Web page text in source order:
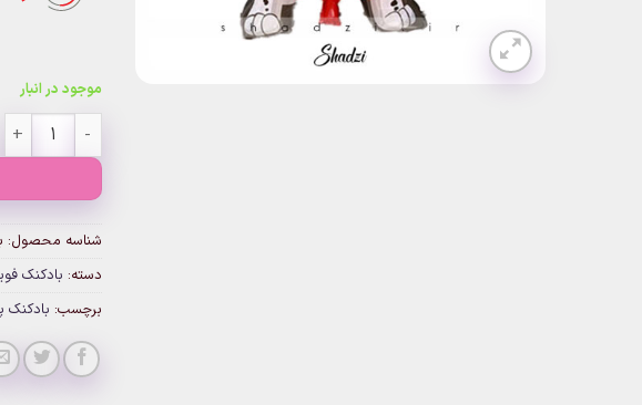
موجود در انبار
بادکنک
شناسه محصول:
دسته: بادکنک
برچسب: بادکنک